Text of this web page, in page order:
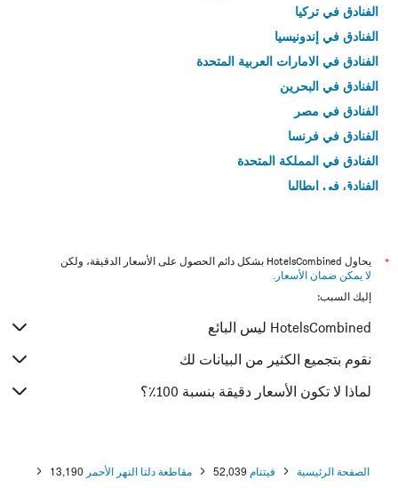
الفنادق في تركيا
الفنادق في إندونيسيا
الفنادق في الامارات العربية المتحدة
الفنادق في البحرين
الفنادق في مصر
الفنادق في فرنسا
الفنادق في المملكة المتحدة
الفنادق في إيطاليا
*
يحاول HotelsCombined بشكل دائم الحصول على الأسعار الدقيقة، ولكن
لا يمكن ضمان الأسعار .
إليك السبب:
HotelsCombined ليس البائع
نقوم بتجميع الكثير من البيانات لك
لماذا لا تكون الأسعار دقيقة بنسبة 100٪؟
الصفحة الرئيسية فيتنام 52,039 مقاطعة دلتا النهر الأحمر 13,190